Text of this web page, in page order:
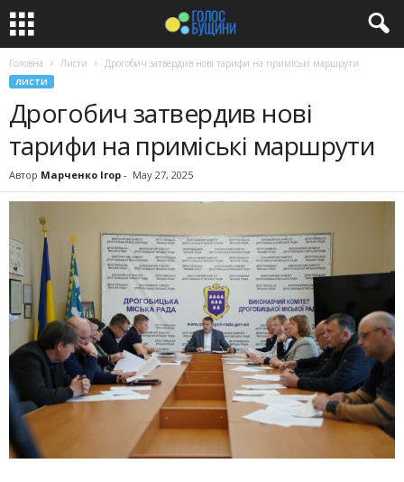
Головна Листи Дрогобич затвердив нові тарифи на приміські маршрути
ЛИСТИ
Дрогобич затвердив нові
тарифи на приміські маршрути
Автор Марченко Ігор - May 27, 2025